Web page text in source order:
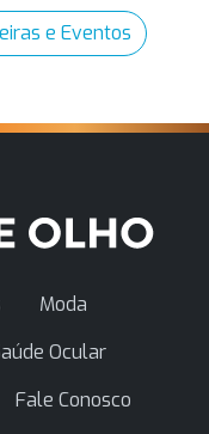
e Eventos
Moda
Ocular
Fale Conosco